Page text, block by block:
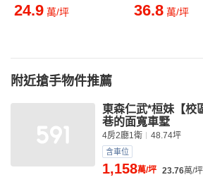
24.9 萬/坪 36.8 萬/坪
附近搶手物件推薦
東森仁武*桓妹【校
巷的面寬車墅
4房2廳1衛 48.74坪
含車位
1,158萬/坪 23.76萬/坪